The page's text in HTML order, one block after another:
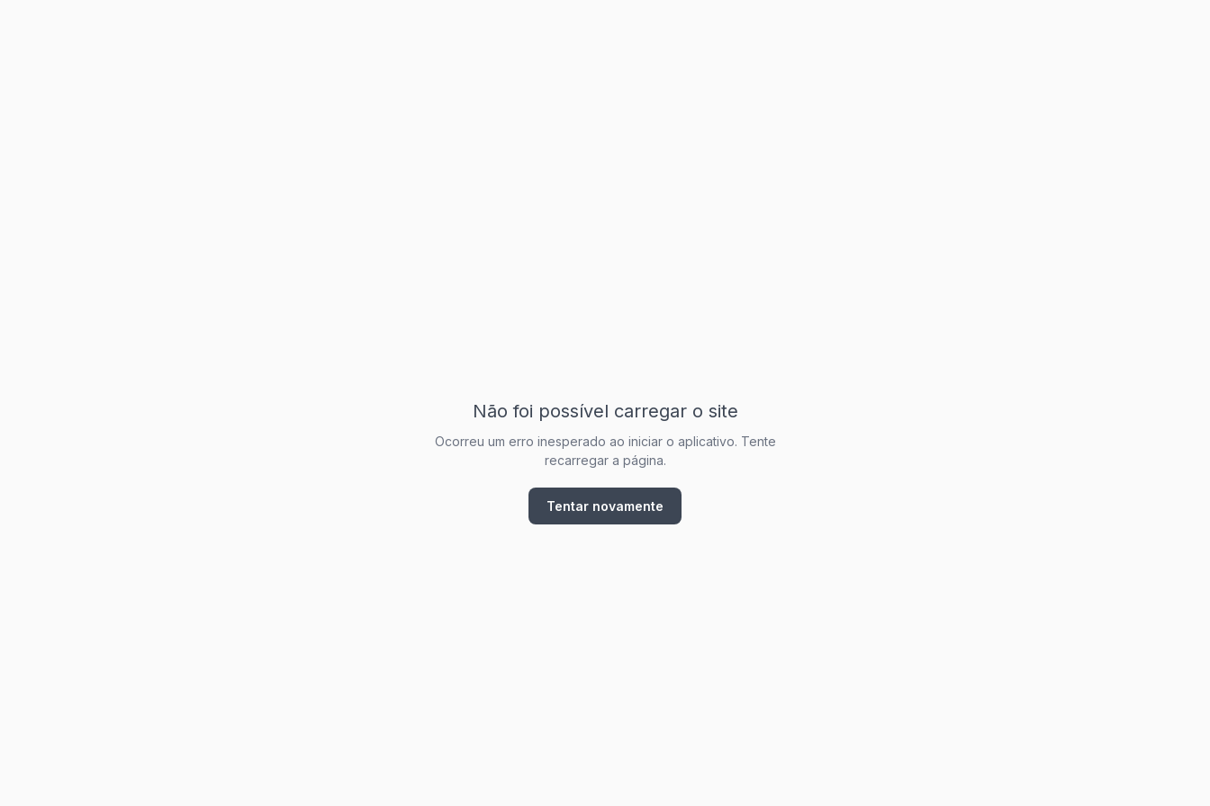
Não foi possível carregar o site
Ocorreu um erro inesperado ao iniciar o aplicativo. Tente
recarregar a página.
Tentar novamente